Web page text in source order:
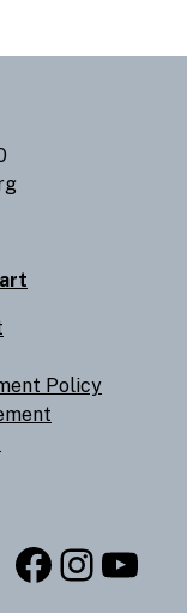
Policy
Facebook